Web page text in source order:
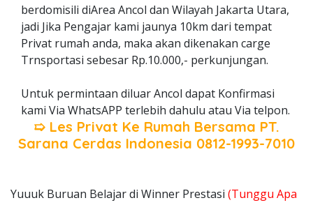
berdomisili diArea Ancol dan Wilayah Jakarta Utara,
jadi Jika Pengajar kami jaunya 10km dari tempat
Privat rumah anda, maka akan dikenakan carge
Trnsportasi sebesar Rp.10.000,- perkunjungan.
Untuk permintaan diluar Ancol dapat Konfirmasi
kami Via WhatsAPP terlebih dahulu atau Via telpon.
➯ Les Privat Ke Rumah Bersama PT.
Sarana Cerdas Indonesia 0812-1993-7010
Yuuuk Buruan Belajar di Winner Prestasi (Tunggu Apa